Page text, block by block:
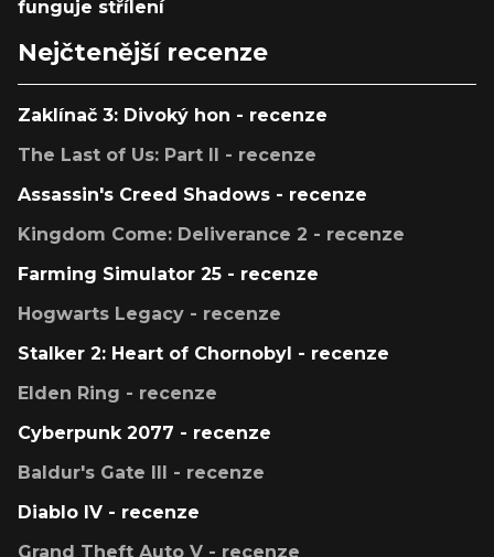
funguje střílení
Nejčtenější recenze
Zaklínač 3: Divoký hon - recenze
The Last of Us: Part II - recenze
Assassin's Creed Shadows - recenze
Kingdom Come: Deliverance 2 - recenze
Farming Simulator 25 - recenze
Hogwarts Legacy - recenze
Stalker 2: Heart of Chornobyl - recenze
Elden Ring - recenze
Cyberpunk 2077 - recenze
Baldur's Gate III - recenze
Diablo IV - recenze
Grand Theft Auto V - recenze